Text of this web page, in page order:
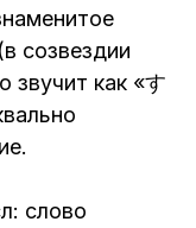
(в созвездии
звучит как «す
слово